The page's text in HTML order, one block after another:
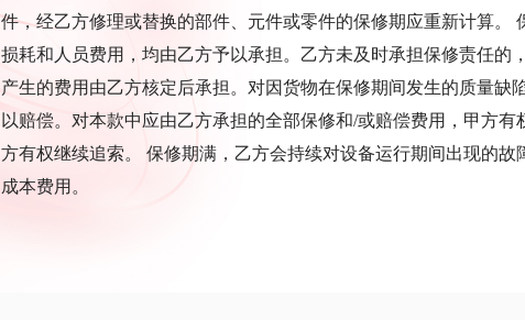
件，经乙方修理或替换的部件、元件或零件的保修期应重新计算
损耗和人员费用，均由乙方予以承担。乙方未及时承担保修责任
产生的费用由乙方核定后承担。对因货物在保修期间发生的质量
以赔偿。对本款中应由乙方承担的全部保修和/或赔偿费用，甲方
方有权继续追索。 保修期满，乙方会持续对设备运行期间出现的
成本费用。